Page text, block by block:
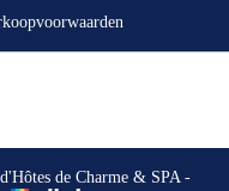
de Charme & SPA -